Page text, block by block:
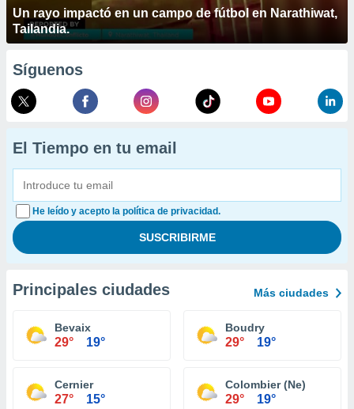
Un rayo impactó en un campo de fútbol en Narathiwat,
Tailandia.
Síguenos
El Tiempo en tu email
He leído y acepto la política de privacidad.
Principales ciudades Más ciudades
Bevaix
29° 19°
Boudry
29° 19°
Cernier
27° 15°
Colombier (Ne)
29° 19°